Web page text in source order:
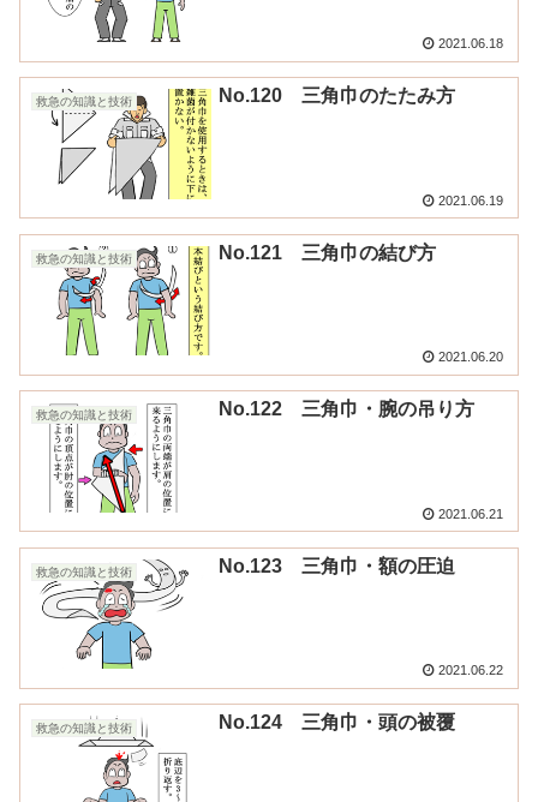
2021.06.18
救急の知識と技術 No.120 三角巾のたたみ方
2021.06.19
救急の知識と技術 No.121 三角巾の結び方
2021.06.20
救急の知識と技術 No.122 三角巾・腕の吊り方
2021.06.21
救急の知識と技術 No.123 三角巾・額の圧迫
2021.06.22
救急の知識と技術 No.124 三角巾・頭の被覆